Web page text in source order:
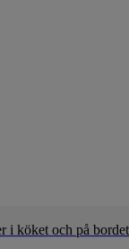
i köket och på